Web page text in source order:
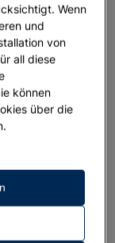
Wenn
und
von
all diese
können
über die